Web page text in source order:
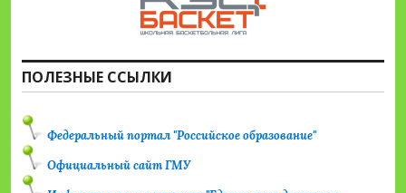
ПОЛЕЗНЫЕ ССЫЛКИ
Федеральный портал "Российское образование"
Официальный сайт ГМУ